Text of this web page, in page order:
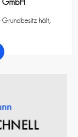
Grundbesitz hält,